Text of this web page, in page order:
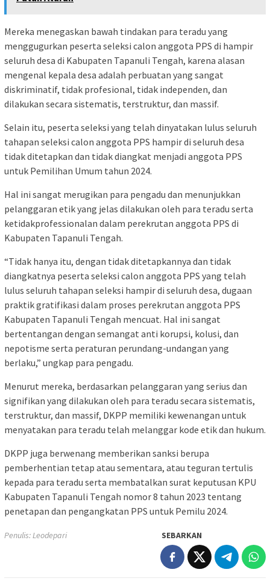
Mereka menegaskan bawah tindakan para teradu yang
menggugurkan peserta seleksi calon anggota PPS di hampir
seluruh desa di Kabupaten Tapanuli Tengah, karena alasan
mengenal kepala desa adalah perbuatan yang sangat
diskriminatif, tidak profesional, tidak independen, dan
dilakukan secara sistematis, terstruktur, dan massif.
Selain itu, peserta seleksi yang telah dinyatakan lulus seluruh
tahapan seleksi calon anggota PPS hampir di seluruh desa
tidak ditetapkan dan tidak diangkat menjadi anggota PPS
untuk Pemilihan Umum tahun 2024.
Hal ini sangat merugikan para pengadu dan menunjukkan
pelanggaran etik yang jelas dilakukan oleh para teradu serta
ketidakprofessionalan dalam perekrutan anggota PPS di
Kabupaten Tapanuli Tengah.
“Tidak hanya itu, dengan tidak ditetapkannya dan tidak
diangkatnya peserta seleksi calon anggota PPS yang telah
lulus seluruh tahapan seleksi hampir di seluruh desa, dugaan
praktik gratifikasi dalam proses perekrutan anggota PPS
Kabupaten Tapanuli Tengah mencuat. Hal ini sangat
bertentangan dengan semangat anti korupsi, kolusi, dan
nepotisme serta peraturan perundang-undangan yang
berlaku,” ungkap para pengadu.
Menurut mereka, berdasarkan pelanggaran yang serius dan
signifikan yang dilakukan oleh para teradu secara sistematis,
terstruktur, dan massif, DKPP memiliki kewenangan untuk
menyatakan para teradu telah melanggar kode etik dan hukum.
DKPP juga berwenang memberikan sanksi berupa
pemberhentian tetap atau sementara, atau teguran tertulis
kepada para teradu serta membatalkan surat keputusan KPU
Kabupaten Tapanuli Tengah nomor 8 tahun 2023 tentang
penetapan dan pengangkatan PPS untuk Pemilu 2024.
Penulis: Leodepari SEBARKAN